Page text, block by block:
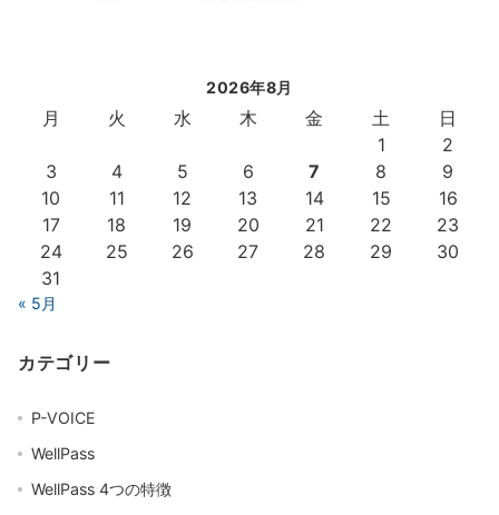
2026年8月
月 火 水 木 金 土
日
1
2
3
4 5 6 7 8
9
10
11 12 13 14 15
16
17
18 19 20 21 22
23
24
25 26 27 28 29
30
31
« 5月
カテゴリー
P-VOICE
WellPass
WellPass 4つの特徴